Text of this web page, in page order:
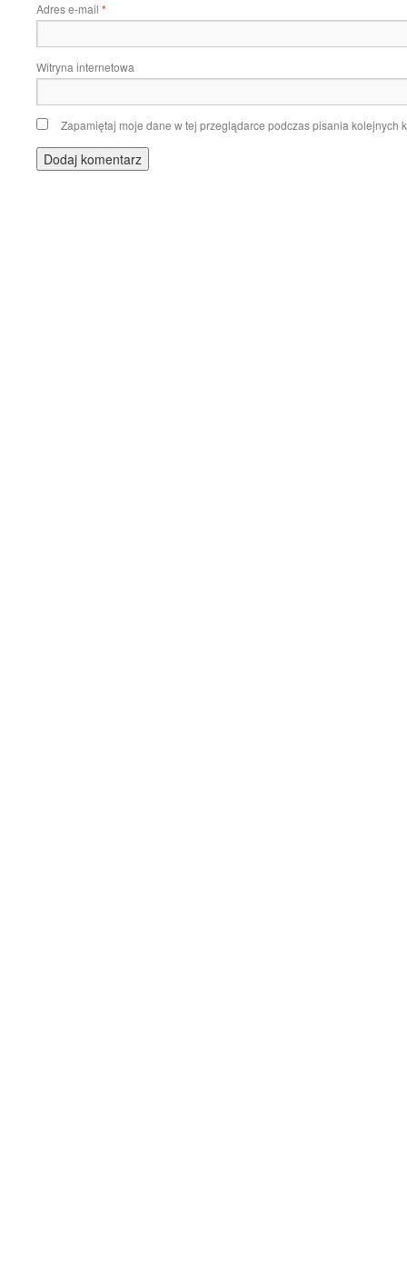
Adres e-mail *
Witryna internetowa
Zapamiętaj moje dane w tej przeglądarce podczas pisania kolejnych